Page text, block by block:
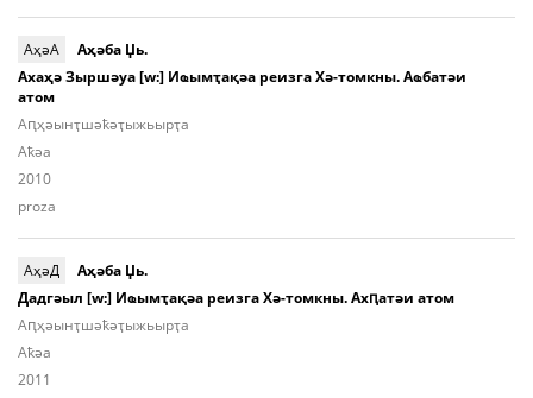
АҳәА
Аҳәба Џь.
Ахаҳә Зыршәуа [w:] Иҩымҭақәа реизга Хә-томкны. Аҩбатәи
атом
Аԥ­ҳәынҭ­шәҟәҭы­жьыp­ҭа
Aҟәа
2010
proza
АҳәД
Аҳәба Џь.
Дадгәыл [w:] Иҩымҭақәа реизга Хә-томкны. Ахԥатәи атом
Аԥ­ҳәынҭ­шәҟәҭы­жьыр­ҭa
Aҟәа
2011